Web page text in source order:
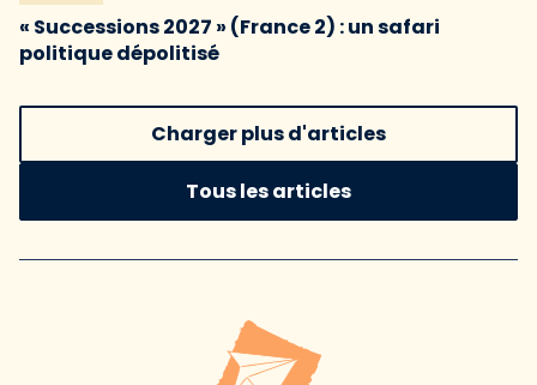
« Successions 2027 » (France 2) : un safari
politique dépolitisé
Charger plus d'articles
Tous les articles